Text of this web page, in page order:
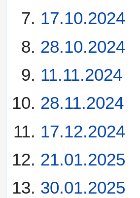
17.10.2024
28.10.2024
11.11.2024
28.11.2024
17.12.2024
21.01.2025
30.01.2025